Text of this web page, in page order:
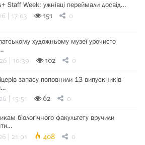
Staff Week: ужнівці переймали досвід…
| 17:03 151 0
художньому музеї урочисто
| 10:39 102 0
запасу поповнили 13 випускників
| 15:51 62 0
біологічного факультету вручили
| 21:01 408 0